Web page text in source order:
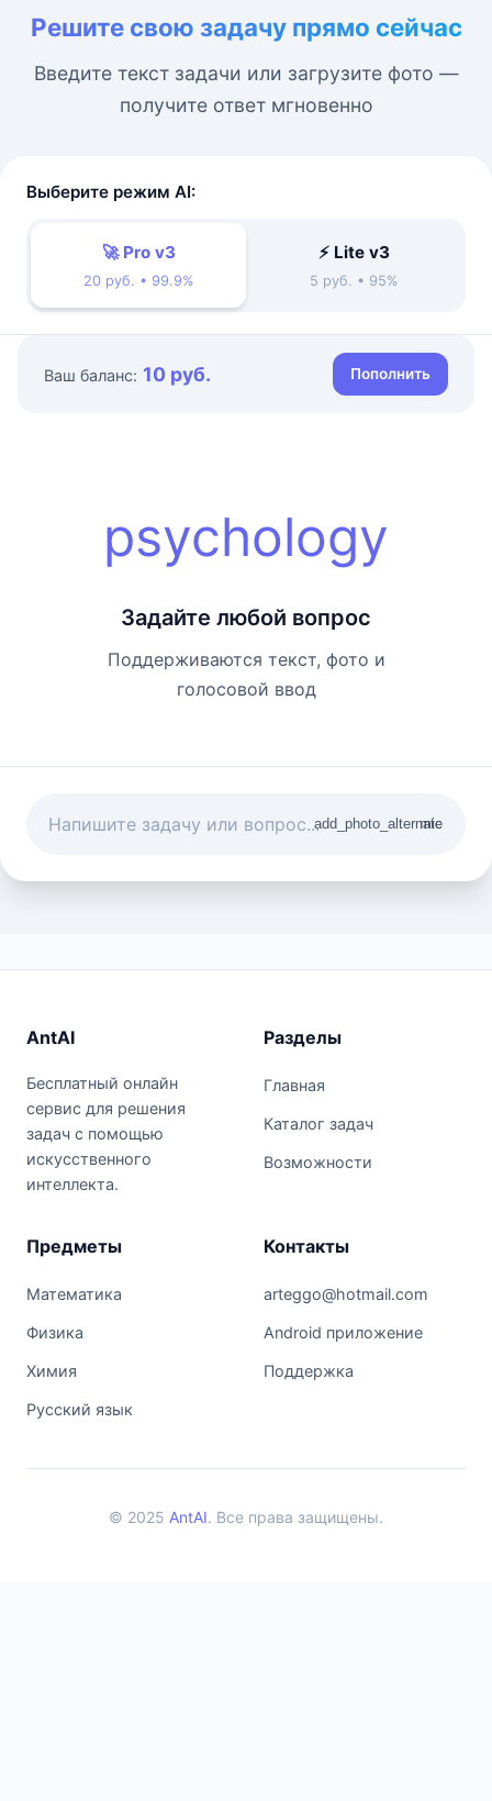
Решите свою задачу прямо сейчас
Введите текст задачи или загрузите фото —
получите ответ мгновенно
Выберите режим AI:
🚀 Pro v3
20 руб. • 99.9%
⚡ Lite v3
5 руб. • 95%
Ваш баланс: 10 руб. Пополнить
psychology
Задайте любой вопрос
Поддерживаются текст, фото и
голосовой ввод
add_photo_alternate
mic
AntAI
Бесплатный онлайн
сервис для решения
задач с помощью
искусственного
интеллекта.
Разделы
Главная
Каталог задач
Возможности
Предметы
Математика
Физика
Химия
Русский язык
Контакты
arteggo@hotmail.com
Android приложение
Поддержка
© 2025 AntAI. Все права защищены.